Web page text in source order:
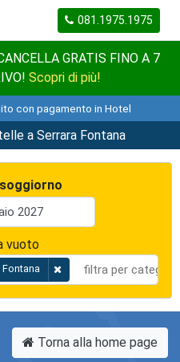
081.1975.1975
GRATIS FINO A 7
Scopri di più!
con pagamento in Hotel
a Serrara Fontana
vuoto
Fontana
Torna alla home page